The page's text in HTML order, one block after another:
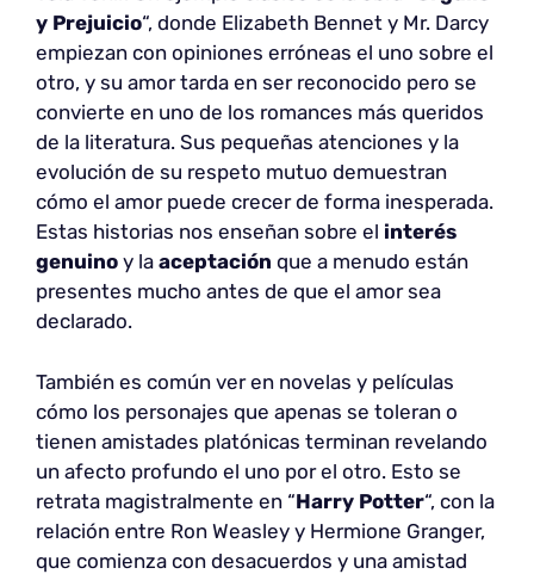
y Prejuicio“, donde Elizabeth Bennet y Mr. Darcy
empiezan con opiniones erróneas el uno sobre el
otro, y su amor tarda en ser reconocido pero se
convierte en uno de los romances más queridos
de la literatura. Sus pequeñas atenciones y la
evolución de su respeto mutuo demuestran
cómo el amor puede crecer de forma inesperada.
Estas historias nos enseñan sobre el interés
genuino y la aceptación que a menudo están
presentes mucho antes de que el amor sea
declarado.
También es común ver en novelas y películas
cómo los personajes que apenas se toleran o
tienen amistades platónicas terminan revelando
un afecto profundo el uno por el otro. Esto se
retrata magistralmente en “Harry Potter“, con la
relación entre Ron Weasley y Hermione Granger,
que comienza con desacuerdos y una amistad